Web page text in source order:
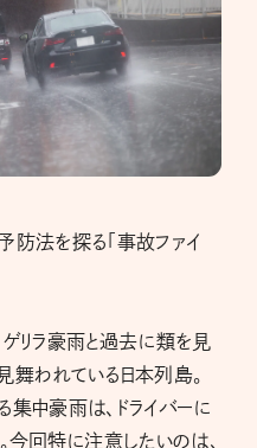
法を探る「事故ファイ
リラ豪雨と過去に類を見
われている日本列島。
中豪雨は、ドライバーに
今回特に注意したいのは、